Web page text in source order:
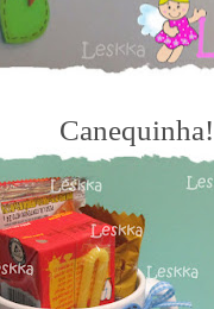
Canequinha!